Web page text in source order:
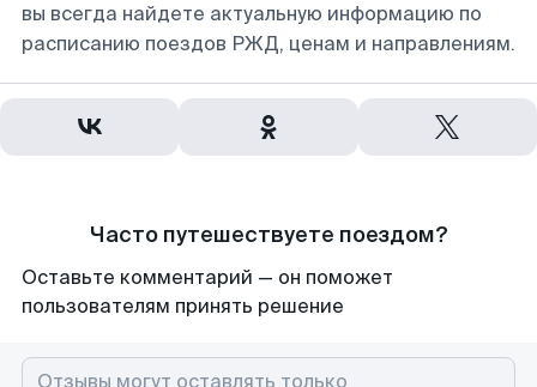
вы всегда найдете актуальную информацию по
расписанию поездов РЖД, ценам и направлениям.
Часто путешествуете поездом?
Оставьте комментарий — он поможет
пользователям принять решение